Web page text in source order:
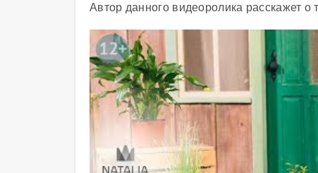
Автор данного видеоролика расскажет